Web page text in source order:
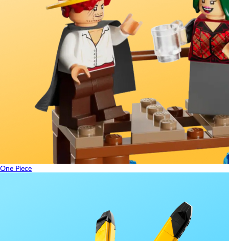
One Piece